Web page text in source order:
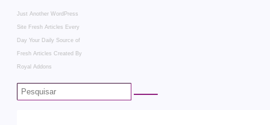
Just Another WordPress
Site Fresh Articles Every
Day Your Daily Source of
Fresh Articles Created By
Royal Addons